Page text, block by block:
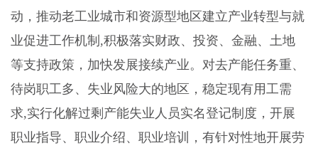
动，推动老工业城市和资源型地区建立产业转型与就
业促进工作机制,积极落实财政、投资、金融、土地
等支持政策，加快发展接续产业。对去产能任务重、
待岗职工多、失业风险大的地区，稳定现有用工需
求,实行化解过剩产能失业人员实名登记制度，开展
职业指导、职业介绍、职业培训，有针对性地开展劳